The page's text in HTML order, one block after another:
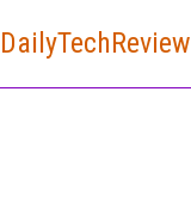
DailyTechReview